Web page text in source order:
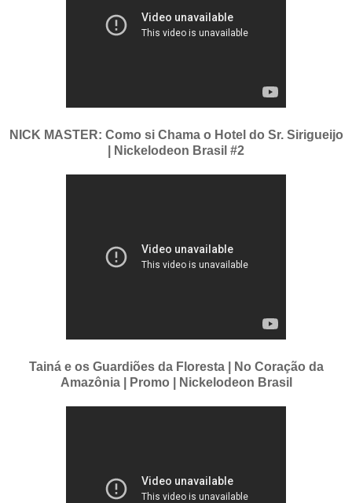
NICK MASTER: Como si Chama o Hotel do Sr. Sirigueijo
| Nickelodeon Brasil #2
Tainá e os Guardiões da Floresta | No Coração da
Amazônia | Promo | Nickelodeon Brasil